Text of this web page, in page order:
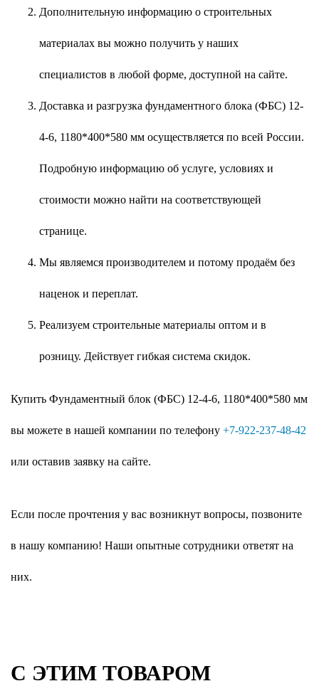
Дополнительную информацию о строительных
материалах вы можно получить у наших
специалистов в любой форме, доступной на сайте.
Доставка и разгрузка фундаментного блока (ФБС) 12-
4-6, 1180*400*580 мм осуществляется по всей России.
Подробную информацию об услуге, условиях и
стоимости можно найти на соответствующей
странице.
Мы являемся производителем и потому продаём без
наценок и переплат.
Реализуем строительные материалы оптом и в
розницу. Действует гибкая система скидок.
Купить Фундаментный блок (ФБС) 12-4-6, 1180*400*580 мм
вы можете в нашей компании по телефону +7-922-237-48-42
или оставив заявку на сайте.
Если после прочтения у вас возникнут вопросы, позвоните
в нашу компанию! Наши опытные сотрудники ответят на
них.
С ЭТИМ ТОВАРОМ